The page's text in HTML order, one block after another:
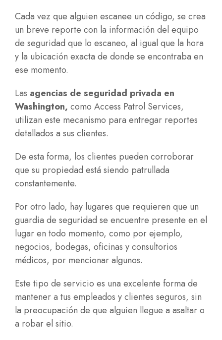
Cada vez que alguien escanee un código, se crea
un breve reporte con la información del equipo
de seguridad que lo escaneo, al igual que la hora
y la ubicación exacta de donde se encontraba en
ese momento.
Las agencias de seguridad privada en
Washington, como Access Patrol Services,
utilizan este mecanismo para entregar reportes
detallados a sus clientes.
De esta forma, los clientes pueden corroborar
que su propiedad está siendo patrullada
constantemente.
Por otro lado, hay lugares que requieren que un
guardia de seguridad se encuentre presente en el
lugar en todo momento, como por ejemplo,
negocios, bodegas, oficinas y consultorios
médicos, por mencionar algunos.
Este tipo de servicio es una excelente forma de
mantener a tus empleados y clientes seguros, sin
la preocupación de que alguien llegue a asaltar o
a robar el sitio.